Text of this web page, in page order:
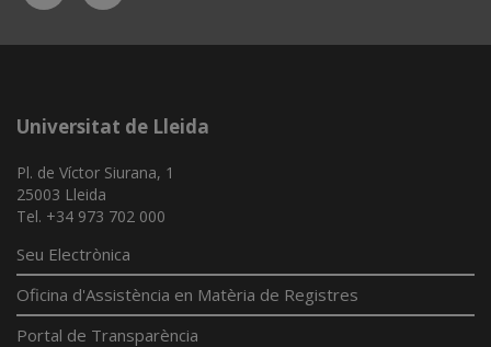
App
Universitat de Lleida
Pl. de Víctor Siurana, 1
25003 Lleida
Tel. +34 973 702 000
Seu Electrònica
Oficina d'Assistència en Matèria de Registres
Portal de Transparència